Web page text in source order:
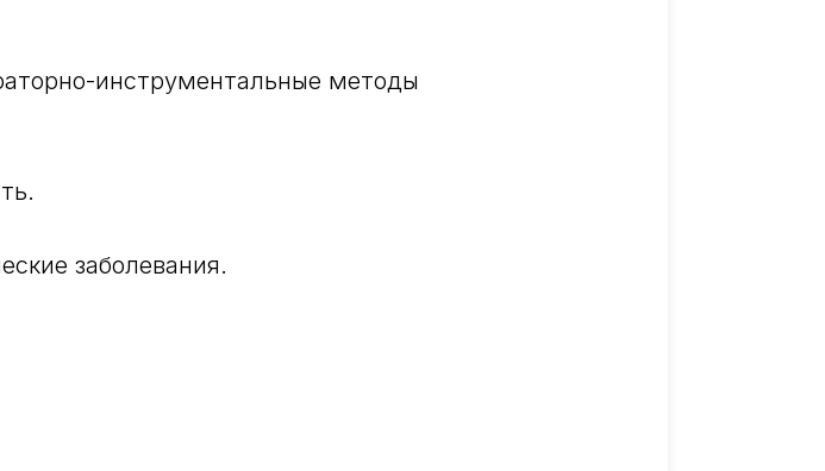
инструментальные методы
заболевания.